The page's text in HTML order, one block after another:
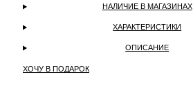
НАЛИЧИЕ В МАГАЗИНАХ
ХАРАКТЕРИСТИКИ
ОПИСАНИЕ
ХОЧУ В ПОДАРОК